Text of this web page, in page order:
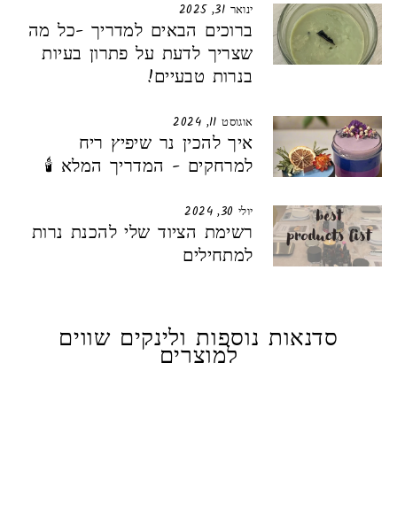
ינואר 31, 2025
ברוכים הבאים למדריך -כל מה
שצריך לדעת על פתרון בעיות
בנרות טבעיים!
אוגוסט 11, 2024
איך להכין נר שיפיץ ריח
למרחקים - המדריך המלא 🕯️
יולי 30, 2024
רשימת הציוד שלי להכנת נרות
למתחילים
סדנאות נוספות ולינקים שווים
למוצרים